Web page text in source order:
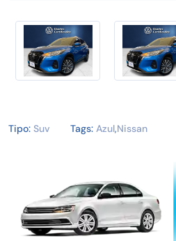
Tipo: Suv Tags: Azul,Nissan